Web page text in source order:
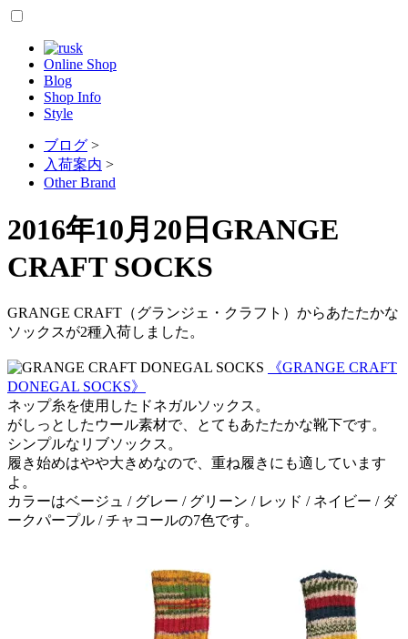
Online Shop
Blog
Shop Info
Style
ブログ >
入荷案内 >
Other Brand
2016年10月20日 GRANGE
CRAFT SOCKS
GRANGE CRAFT（グランジェ・クラフト）からあたたかな
ソックスが2種入荷しました。
《GRANGE CRAFT
DONEGAL SOCKS》
ネップ糸を使用したドネガルソックス。
がしっとしたウール素材で、とてもあたたかな靴下です。
シンプルなリブソックス。
履き始めはやや大きめなので、重ね履きにも適しています
よ。
カラーはベージュ / グレー / グリーン / レッド / ネイビー / ダ
ークパープル / チャコールの7色です。